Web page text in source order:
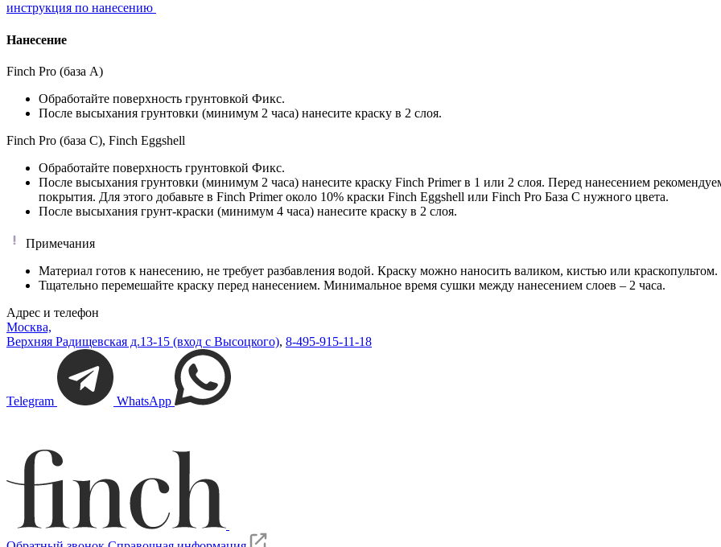
инструкция по нанесению
Нанесение
Finch Pro (база А)
Обработайте поверхность грунтовкой Фикс.
После высыхания грунтовки (минимум 2 часа) нанесите краску в 2 слоя.
Finch Pro (база C), Finch Eggshell
Обработайте поверхность грунтовкой Фикс.
После высыхания грунтовки (минимум 2 часа) нанесите краску Finch Primer в 1 или 2 слоя. Перед нанесением
покрытия. Для этого добавьте в Finch Primer около 10% краски Finch Eggshell или Finch Pro База C нужного цвета.
После высыхания грунт-краски (минимум 4 часа) нанесите краску в 2 слоя.
Примечания
Материал готов к нанесению, не требует разбавления водой. Краску можно наносить валиком, кистью или краскопультом.
Тщательно перемешайте краску перед нанесением. Минимальное время сушки между нанесением слоев – 2 часа.
Адрес и телефон
Москва,
Верхняя Радищевская д.13-15 (вход с Высоцкого), 8-495-915-11-18
Telegram WhatsApp